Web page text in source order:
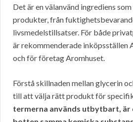
Det är en välanvänd ingrediens
produkter, från
livsmedelstillsatser. För både
är rekommenderade
och för företag Aromhuset.
Förstå skillnaden mellan glycerin
till att välja rätt produkt för
termerna används utbytbart, är